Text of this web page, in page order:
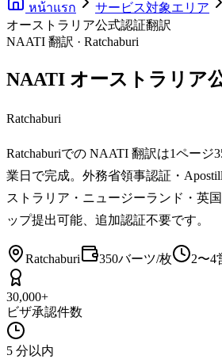
หน้าแรก サービス対象エリア
オーストラリア公式認証翻訳
NAATI 翻訳 · Ratchaburi
NAATI オーストラリア
Ratchaburi
Ratchaburiでの NAATI 翻訳は1ページ
業日で完成。外務省領事認証・
ストラリア・ニュージーランド・英
ップ提出可能、追加認証不要です。
Ratchaburi 350バーツ/枚 2〜4
30,000+
ビザ承認件数
5 分以内